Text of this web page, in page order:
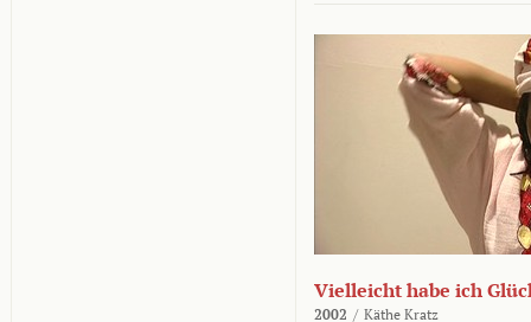
Vielleicht habe ich
2002 / Käthe Kratz